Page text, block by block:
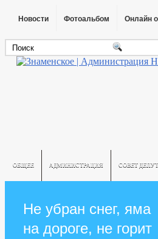
Новости Фотоальбом Онлайн
ОБЩЕЕ АДМИНИСТРАЦИЯ СОВЕТ
Не убран снег, яма
на дороге, не горит